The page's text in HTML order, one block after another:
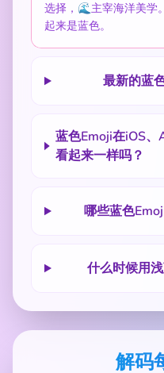
选择，🌊主宰海洋美学
起来是蓝色。
最新的蓝
蓝色Emoji在iOS
看起来一样吗？
哪些蓝色
什么时候用
解码